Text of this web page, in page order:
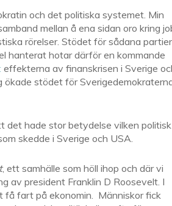
och det politiska systemet. Min
mellan å ena sidan oro kring
rörelser. Stödet för sådana partier
hanterat hotar därför en kommande
effekterna av finanskrisen i Sverige
stödet för
hade stor betydelse vilken politisk
skedde i Sverige och USA.
, ett samhälle som höll ihop och där vi
av president Franklin D Roosevelt. I
få fart på ekonomin. Människor fick